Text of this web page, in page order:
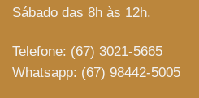
Sábado das 8h às 12h.
Telefone: (67) 3021-5665
Whatsapp: (67) 98442-5005